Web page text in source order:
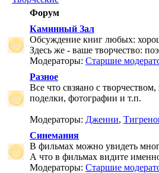
Форум
Каминный Зал
Обсуждение книг любых:
Здесь же - ваше творчество:
Модераторы: Старшие
Разное
Все что свзяано с
поделки, фотографии и т.п.
Модераторы: Дженни,
Синемания
В фильмах можно увидеть
А что в фильмах видите
Модераторы: Старшие